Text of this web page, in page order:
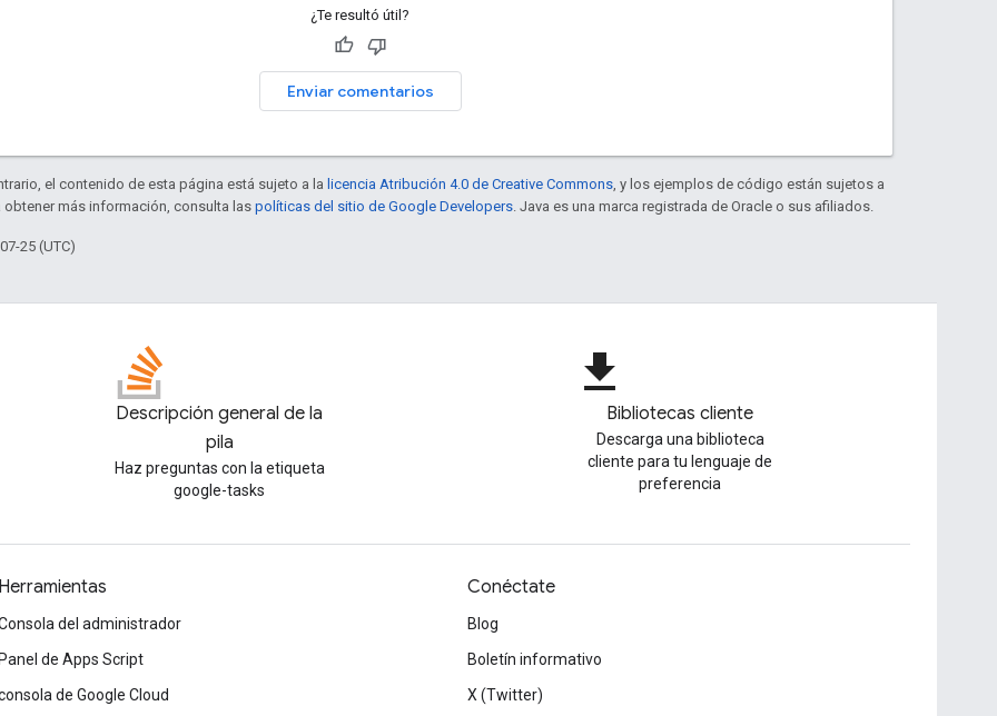
¿Te resultó útil?
Enviar comentarios
el contenido de esta página está sujeto a la licencia Atribución 4.0 de Creative Commons , y los ejemplos de código están sujetos a
obtener más información, consulta las políticas del sitio de Google Developers . Java es una marca registrada de Oracle o sus afiliados.
25 (UTC)
Descripción general de la
pila
Haz preguntas con la etiqueta
google-tasks
file_download
Bibliotecas cliente
Descarga una biblioteca
cliente para tu lenguaje de
preferencia
Herramientas
del administrador
Panel de Apps Script
de Google Cloud
Conéctate
Blog
Boletín informativo
X (Twitter)